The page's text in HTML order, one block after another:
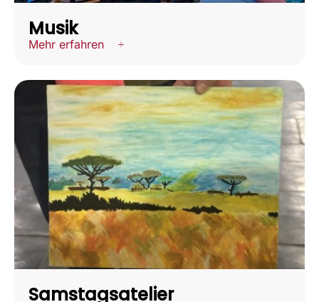
Musik
Mehr erfahren
Samstagsatelier